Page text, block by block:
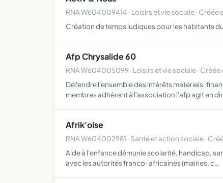
RNA W604009414 · Loisirs et vie sociale · Créée
Création de temps ludiques pour les habitants
Afp Chrysalide 60
RNA W604005099 · Loisirs et vie sociale · Créée
Défendre l'ensemble des intérêts matériels,
membres adhèrent à l'association l'afp agit en
Afrik'oise
RNA W604002981 · Santé et action sociale ·
Aide à l'enfance démunie scolarité, handicap,
avec les autorités franco-africaines (mairies, c…